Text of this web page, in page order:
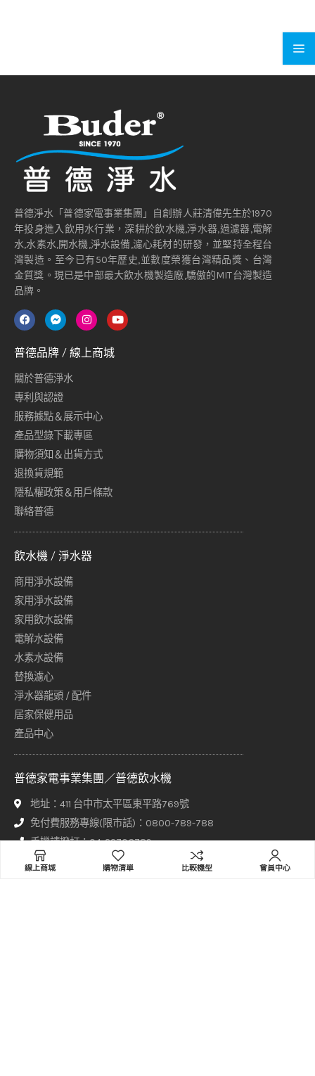
普德淨水「普德家電事業集團」自創辦人莊清偉先生於1970
年投身進入飲用水行業，深耕於飲水機,淨水器,過濾器,電解
水,水素水,開水機,淨水設備,濾心耗材的研發，並堅持全程台
灣製造。至今已有50年歷史,並數度榮獲台灣精品獎、台灣
金質獎。現已是中部最大飲水機製造廠,驕傲的MIT台灣製造
品牌。
普德品牌 / 線上商城
關於普德淨水
專利與認證
服務據點＆展示中心
產品型錄下載專區
購物須知＆出貨方式
退換貨規範
隱私權政策＆用戶條款
聯絡普德
飲水機 / 淨水器
商用淨水設備
家用淨水設備
家用飲水設備
電解水設備
水素水設備
替換濾心
淨水器龍頭 / 配件
居家保健用品
產品中心
普德家電事業集團／普德飲水機
地址：411 台中市太平區東平路769號
免付費服務專線(限市話)：0800-789-788
手機請撥打：04-22706789
信箱：sales@buderwater.com
線上商城 購物清單 比較機型 會員中心